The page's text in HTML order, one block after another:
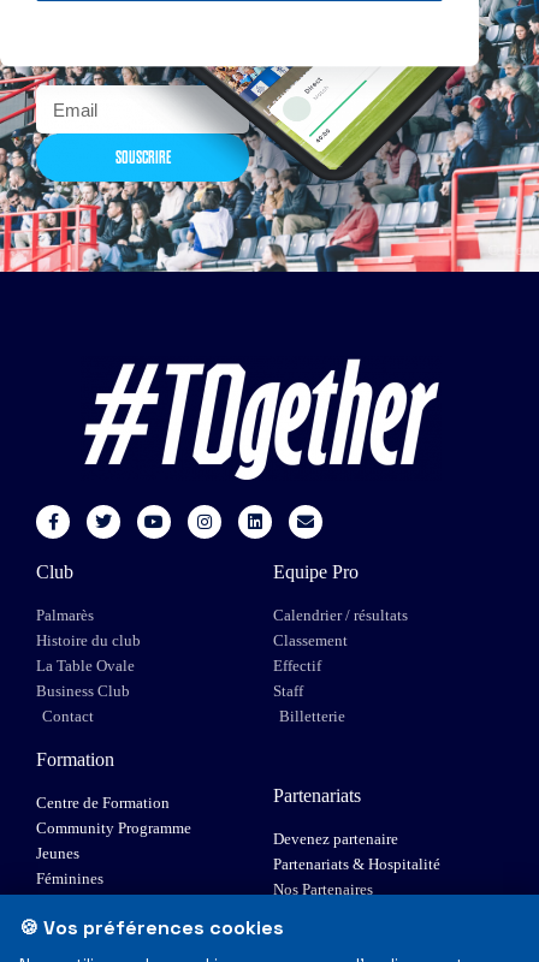
SOUSCRIRE
Club
Palmarès
Histoire du club
La Table Ovale
Business Club
Contact
Equipe Pro
Calendrier / résultats
Classement
Effectif
Staff
Billetterie
Formation
Centre de Formation
Community Programme
Jeunes
Féminines
Elite 1
Partenariats
Devenez partenaire
Partenariats & Hospitalité
Nos Partenaires
🍪 Vos préférences cookies